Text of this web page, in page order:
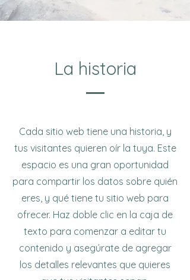
La historia
Cada sitio web tiene una historia, y
tus visitantes quieren oír la tuya. Este
espacio es una gran oportunidad
para compartir los datos sobre quién
eres, y qué tiene tu sitio web para
ofrecer. Haz doble clic en la caja de
texto para comenzar a editar tu
contenido y asegúrate de agregar
los detalles relevantes que quieres